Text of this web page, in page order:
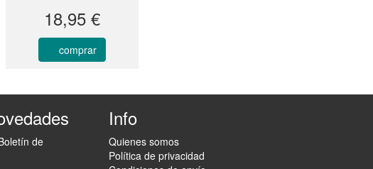
18,95 €
comprar
de
Info
Quienes somos
Política de privacidad